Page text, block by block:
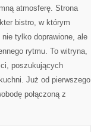
atmosferę. Strona
bistro, w którym
tylko doprawione, ale
rytmu. To witryna,
poszukujących
Już od pierwszego
połączoną z